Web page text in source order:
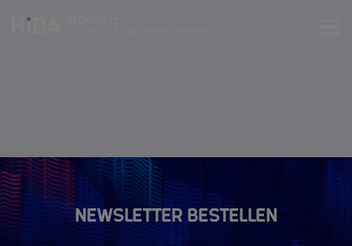
Zum Inhalt springen
Mobilität
HIDA
Newsletter bestellen